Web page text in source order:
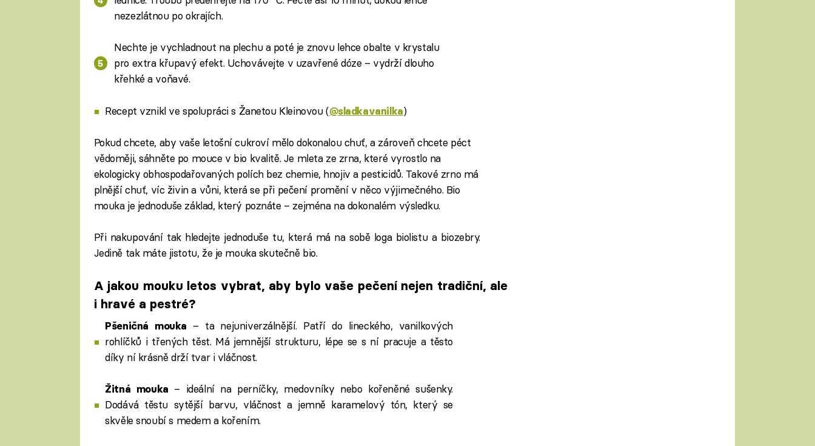
nezezlátnou po okrajích.
Nechte je vychladnout na plechu a poté je znovu lehce obalte v krystalu
pro extra křupavý efekt. Uchovávejte v uzavřené dóze – vydrží dlouho
křehké a voňavé.
Recept vznikl ve spolupráci s Žanetou Kleinovou (@sladkavanilka)
Pokud chcete, aby vaše letošní cukroví mělo dokonalou chuť, a zároveň chcete péct
vědoměji, sáhněte po mouce v bio kvalitě. Je mleta ze zrna, které vyrostlo na
ekologicky obhospodařovaných polích bez chemie, hnojiv a pesticidů. Takové zrno má
plnější chuť, víc živin a vůni, která se při pečení promění v něco výjimečného. Bio
mouka je jednoduše základ, který poznáte – zejména na dokonalém výsledku.
Při nakupování tak hledejte jednoduše tu, která má na sobě loga biolistu a biozebry.
Jedině tak máte jistotu, že je mouka skutečně bio.
A jakou mouku letos vybrat, aby bylo vaše pečení nejen tradiční, ale
i hravé a pestré?
Pšeničná mouka – ta nejuniverzálnější. Patří do lineckého, vanilkových
rohlíčků i třených těst. Má jemnější strukturu, lépe se s ní pracuje a těsto
díky ní krásně drží tvar i vláčnost.
Žitná mouka – ideální na perníčky, medovníky nebo kořeněné sušenky.
Dodává těstu sytější barvu, vláčnost a jemně karamelový tón, který se
skvěle snoubí s medem a kořením.